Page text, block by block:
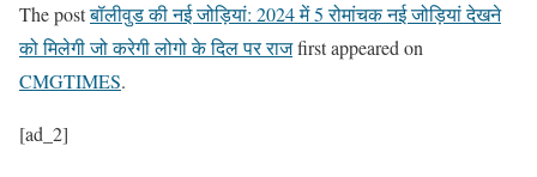
The postबॉलीवुड की नई जोड़ियां: 2024 में 5 रोमांचक नई जोड़ियां देखने
को मिलेगी जो करेगी लोगो के दिल पर राजfirst appeared on
CMGTIMES.
[ad_2]